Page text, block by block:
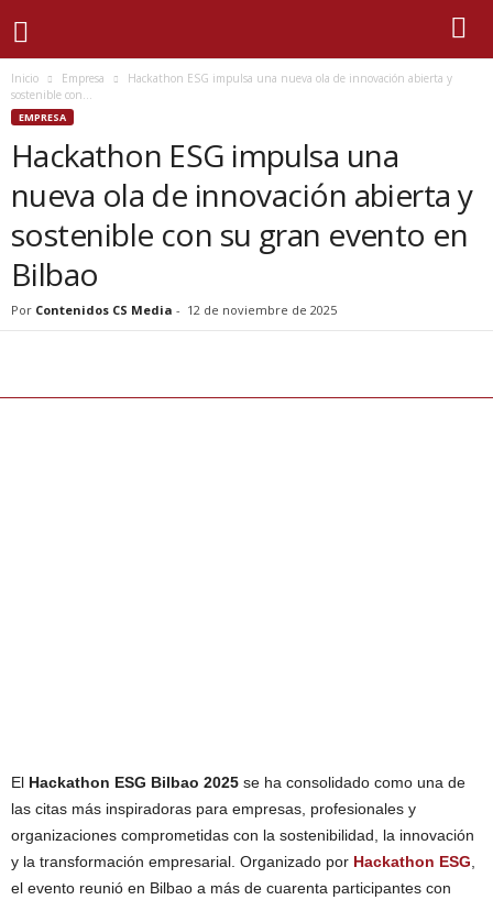
Inicio Empresa
Hackathon ESG impulsa una nueva ola de innovación abierta y
sostenible con...
EMPRESA
Hackathon ESG impulsa una
nueva ola de innovación abierta y
sostenible con su gran evento en
Bilbao
Por Contenidos CS Media - 12 de noviembre de 2025
El Hackathon ESG Bilbao 2025 se ha consolidado como una de
las citas más inspiradoras para empresas, profesionales y
organizaciones comprometidas con la sostenibilidad, la innovación
y la transformación empresarial. Organizado por Hackathon ESG,
el evento reunió en Bilbao a más de cuarenta participantes con